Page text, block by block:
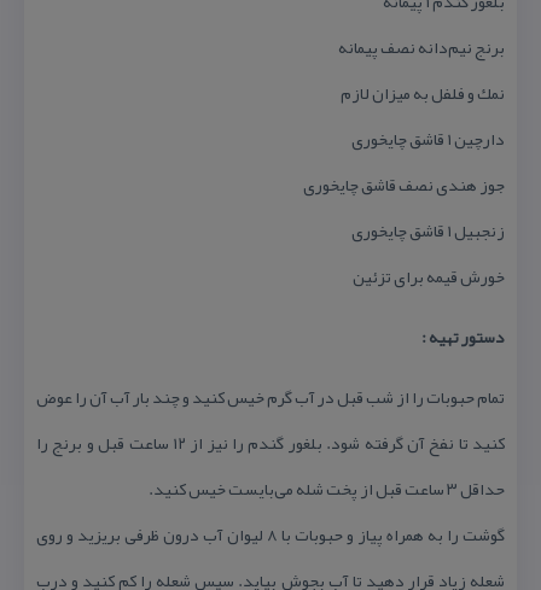
برنج نیم‌دانه نصف پیمانه
نمك و فلفل به میزان لازم
دارچین ۱ قاشق چایخوری
جوز هندی نصف قاشق چایخوری
زنجبیل ۱ قاشق چایخوری
خورش قیمه برای تزئین
دستور تهیه :
تمام حبوبات را از شب قبل در آب گرم خیس كنید و چند بار آب آن را عوض
كنید تا نفخ آن گرفته شود. بلغور گندم را نیز از ۱۲ ساعت قبل و برنج را
حداقل ۳ ساعت قبل از پخت شله می‌بایست خیس كنید.
گوشت را به همراه پیاز و حبوبات با ۸ لیوان آب درون ظرفی بریزید و روی
شعله زیاد قرار دهید تا آب بجوش بیاید. سپس شعله را كم كنید و درب